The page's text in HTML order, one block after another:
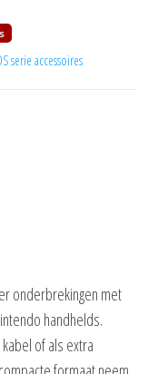
serie accessoires
onderbrekingen met
handhelds.
of als extra